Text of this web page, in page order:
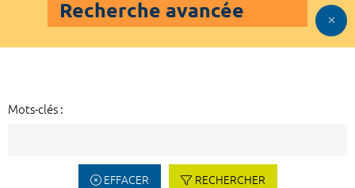
Recherche avancée
Mots-clés :
EFFACER RECHERCHER